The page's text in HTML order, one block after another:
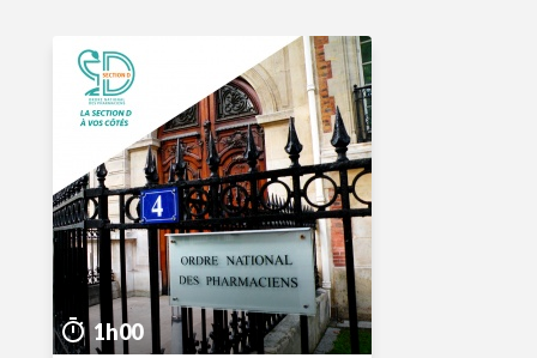
31 janv. 2022
1h00
1h00